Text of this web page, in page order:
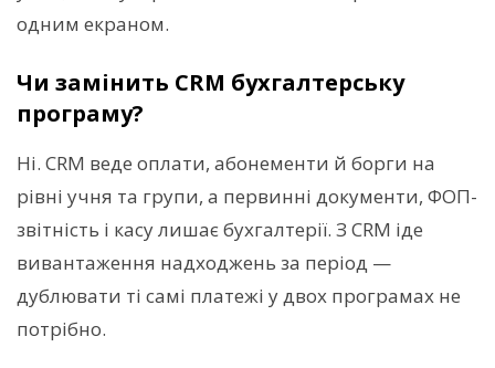
одним екраном.
Чи замінить CRM бухгалтерську
програму?
Ні. CRM веде оплати, абонементи й борги на
рівні учня та групи, а первинні документи, ФОП-
звітність і касу лишає бухгалтерії. З CRM іде
вивантаження надходжень за період —
дублювати ті самі платежі у двох програмах не
потрібно.